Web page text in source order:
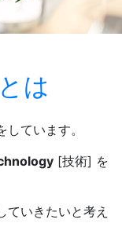
は
ています。
[技術] を
ていきたいと考え